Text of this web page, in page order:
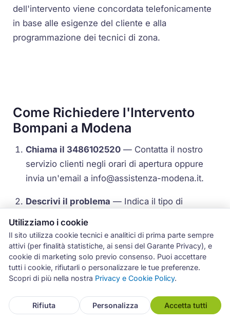
dell'intervento viene concordata telefonicamente
in base alle esigenze del cliente e alla
programmazione dei tecnici di zona.
Come Richiedere l'Intervento
Bompani a Modena
Chiama il 3486102520 — Contatta il nostro
servizio clienti negli orari di apertura oppure
invia un'email a info@assistenza-modena.it.
Descrivi il problema — Indica il tipo di
disponibile) e una descrizione del guasto
riscontrato.
Conferma l'appuntamento— Il nostro
operatore ti proporrà la prima data utile per
l'intervento del tecnico a domicilio,
generalmente entro 24-48 ore.
Utilizziamo i cookie
Il sito utilizza cookie tecnici e analitici di prima parte sempre
attivi (per finalità statistiche, ai sensi del Garante Privacy), e
cookie di marketing solo previo consenso. Puoi accettare
tutti i cookie, rifiutarli o personalizzare le tue preferenze.
Scopri di più nella nostra Privacy e Cookie Policy.
Rifiuta Personalizza Accetta tutti